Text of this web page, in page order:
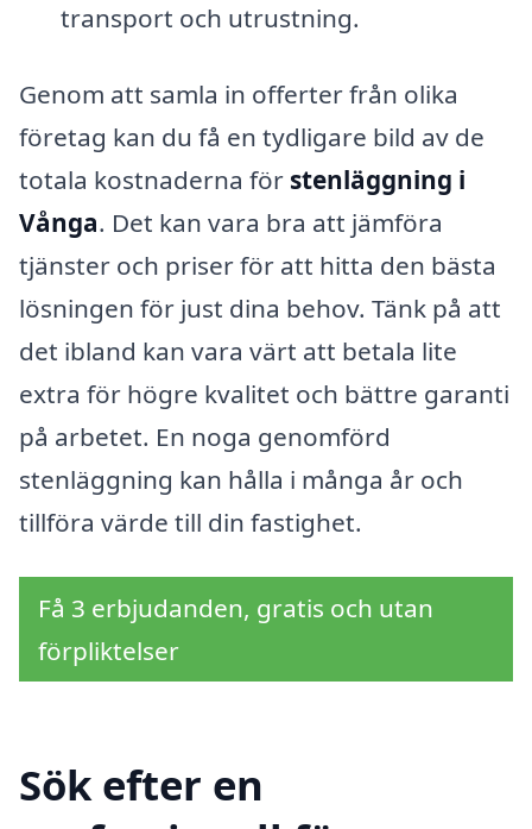
transport och utrustning.
Genom att samla in offerter från olika
företag kan du få en tydligare bild av de
totala kostnaderna för stenläggning i
Vånga. Det kan vara bra att jämföra
tjänster och priser för att hitta den bästa
lösningen för just dina behov. Tänk på att
det ibland kan vara värt att betala lite
extra för högre kvalitet och bättre garanti
på arbetet. En noga genomförd
stenläggning kan hålla i många år och
tillföra värde till din fastighet.
Få 3 erbjudanden, gratis och utan
förpliktelser
Sök efter en